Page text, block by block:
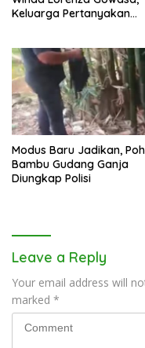
Keluarga Pertanyakan
Modus Baru Jadikan,
Bambu Gudang Ganja
Diungkap Polisi
Leave a Reply
Your email address will
marked *